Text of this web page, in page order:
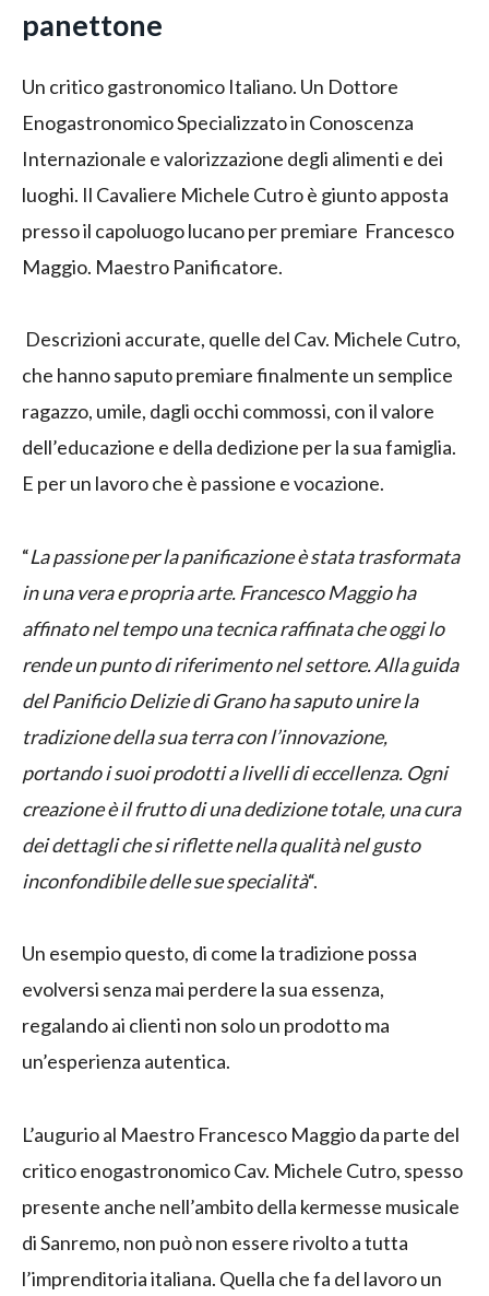
panettone
Un critico gastronomico Italiano. Un Dottore
Enogastronomico Specializzato in Conoscenza
Internazionale e valorizzazione degli alimenti e dei
luoghi. Il Cavaliere Michele Cutro è giunto apposta
presso il capoluogo lucano per premiare Francesco
Maggio. Maestro Panificatore.
Descrizioni accurate, quelle del Cav. Michele Cutro,
che hanno saputo premiare finalmente un semplice
ragazzo, umile, dagli occhi commossi, con il valore
dell’educazione e della dedizione per la sua famiglia.
E per un lavoro che è passione e vocazione.
“La passione per la panificazione è stata trasformata
in una vera e propria arte. Francesco Maggio ha
affinato nel tempo una tecnica raffinata che oggi lo
rende un punto di riferimento nel settore. Alla guida
del Panificio Delizie di Grano ha saputo unire la
tradizione della sua terra con l’innovazione,
portando i suoi prodotti a livelli di eccellenza. Ogni
creazione è il frutto di una dedizione totale, una cura
dei dettagli che si riflette nella qualità nel gusto
inconfondibile delle sue specialità“.
Un esempio questo, di come la tradizione possa
evolversi senza mai perdere la sua essenza,
regalando ai clienti non solo un prodotto ma
un’esperienza autentica.
L’augurio al Maestro Francesco Maggio da parte del
critico enogastronomico Cav. Michele Cutro, spesso
presente anche nell’ambito della kermesse musicale
di Sanremo, non può non essere rivolto a tutta
l’imprenditoria italiana. Quella che fa del lavoro un